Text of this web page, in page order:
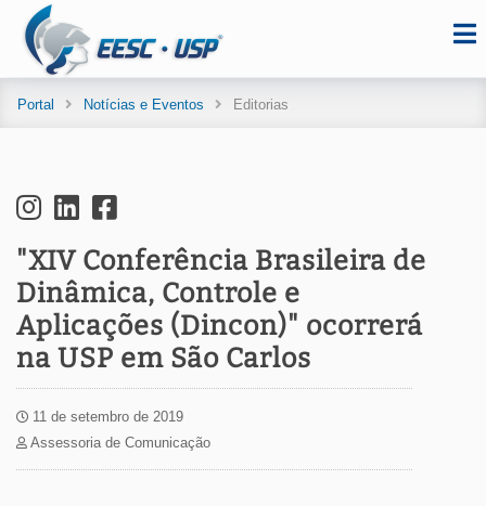
Portal Notícias e Eventos Editorias
"XIV Conferência Brasileira de
Dinâmica, Controle e
Aplicações (Dincon)" ocorrerá
na USP em São Carlos
11 de setembro de 2019
Assessoria de Comunicação